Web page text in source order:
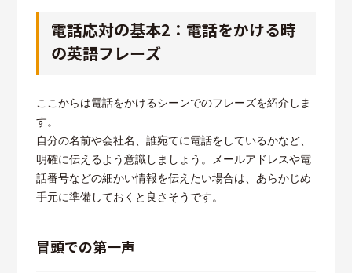
電話応対の基本2：電話をかける時
の英語フレーズ
ここからは電話をかけるシーンでのフレーズを紹介しま
す。
自分の名前や会社名、誰宛てに電話をしているかなど、
明確に伝えるよう意識しましょう。メールアドレスや電
話番号などの細かい情報を伝えたい場合は、あらかじめ
手元に準備しておくと良さそうです。
冒頭での第一声